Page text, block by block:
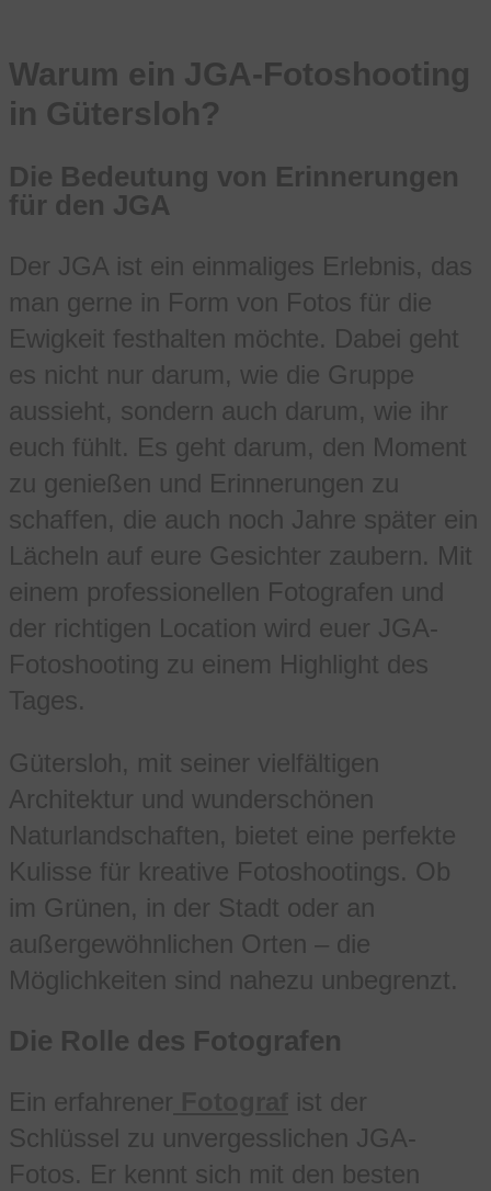
Warum ein JGA-Fotoshooting
in Gütersloh?
Die Bedeutung von Erinnerungen
für den JGA
Der JGA ist ein einmaliges Erlebnis, das
man gerne in Form von Fotos für die
Ewigkeit festhalten möchte. Dabei geht
es nicht nur darum, wie die Gruppe
aussieht, sondern auch darum, wie ihr
euch fühlt. Es geht darum, den Moment
zu genießen und Erinnerungen zu
schaffen, die auch noch Jahre später ein
Lächeln auf eure Gesichter zaubern. Mit
einem professionellen Fotografen und
der richtigen Location wird euer JGA-
Fotoshooting zu einem Highlight des
Tages.
Gütersloh, mit seiner vielfältigen
Architektur und wunderschönen
Naturlandschaften, bietet eine perfekte
Kulisse für kreative Fotoshootings. Ob
im Grünen, in der Stadt oder an
außergewöhnlichen Orten – die
Möglichkeiten sind nahezu unbegrenzt.
Die Rolle des Fotografen
Ein erfahrener
ist der
Schlüssel zu unvergesslichen JGA-
Fotos. Er kennt sich mit den besten